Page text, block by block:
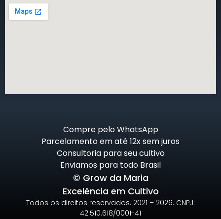
Compre pelo WhatsApp
Parcelamento em até 12x sem juros
Consultoria para seu cultivo
Enviamos para todo Brasil
© Grow da Maria
Excelência em Cultivo
Todos os direitos reservados. 2021 – 2026. CNPJ:
42.510.618/0001-41